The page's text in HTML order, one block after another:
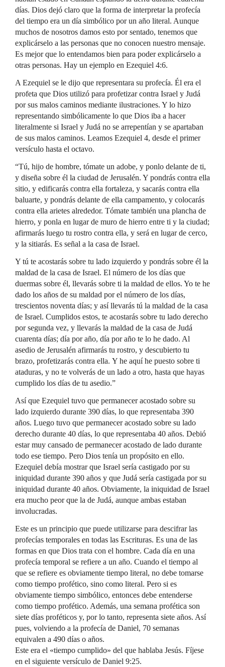
días. Dios dejó claro que la forma de interpretar la profecía
del tiempo era un día simbólico por un año literal. Aunque
muchos de nosotros damos esto por sentado, tenemos que
explicárselo a las personas que no conocen nuestro mensaje.
Es mejor que lo entendamos bien para poder explicárselo a
otras personas. Hay un ejemplo en Ezequiel 4:6.
A Ezequiel se le dijo que representara su profecía. Él era el
profeta que Dios utilizó para profetizar contra Israel y Judá
por sus malos caminos mediante ilustraciones. Y lo hizo
representando simbólicamente lo que Dios iba a hacer
literalmente si Israel y Judá no se arrepentían y se apartaban
de sus malos caminos. Leamos Ezequiel 4, desde el primer
versículo hasta el octavo.
“Tú, hijo de hombre, tómate un adobe, y ponlo delante de ti,
y diseña sobre él la ciudad de Jerusalén. Y pondrás contra ella
sitio, y edificarás contra ella fortaleza, y sacarás contra ella
baluarte, y pondrás delante de ella campamento, y colocarás
contra ella arietes alrededor. Tómate también una plancha de
hierro, y ponla en lugar de muro de hierro entre ti y la ciudad;
afirmarás luego tu rostro contra ella, y será en lugar de cerco,
y la sitiarás. Es señal a la casa de Israel.
Y tú te acostarás sobre tu lado izquierdo y pondrás sobre él la
maldad de la casa de Israel. El número de los días que
duermas sobre él, llevarás sobre ti la maldad de ellos. Yo te he
dado los años de su maldad por el número de los días,
trescientos noventa días; y así llevarás tú la maldad de la casa
de Israel. Cumplidos estos, te acostarás sobre tu lado derecho
por segunda vez, y llevarás la maldad de la casa de Judá
cuarenta días; día por año, día por año te lo he dado. Al
asedio de Jerusalén afirmarás tu rostro, y descubierto tu
brazo, profetizarás contra ella. Y he aquí he puesto sobre ti
ataduras, y no te volverás de un lado a otro, hasta que hayas
cumplido los días de tu asedio.”
Así que Ezequiel tuvo que permanecer acostado sobre su
lado izquierdo durante 390 días, lo que representaba 390
años. Luego tuvo que permanecer acostado sobre su lado
derecho durante 40 días, lo que representaba 40 años. Debió
estar muy cansado de permanecer acostado de lado durante
todo ese tiempo. Pero Dios tenía un propósito en ello.
Ezequiel debía mostrar que Israel sería castigado por su
iniquidad durante 390 años y que Judá sería castigada por su
iniquidad durante 40 años. Obviamente, la iniquidad de Israel
era mucho peor que la de Judá, aunque ambas estaban
involucradas.
Este es un principio que puede utilizarse para descifrar las
profecías temporales en todas las Escrituras. Es una de las
formas en que Dios trata con el hombre. Cada día en una
profecía temporal se refiere a un año. Cuando el tiempo al
que se refiere es obviamente tiempo literal, no debe tomarse
como tiempo profético, sino como literal. Pero si es
obviamente tiempo simbólico, entonces debe entenderse
como tiempo profético. Además, una semana profética son
siete días proféticos y, por lo tanto, representa siete años. Así
pues, volviendo a la profecía de Daniel, 70 semanas
equivalen a 490 días o años.
Este era el «tiempo cumplido» del que hablaba Jesús. Fíjese
en el siguiente versículo de Daniel 9:25.